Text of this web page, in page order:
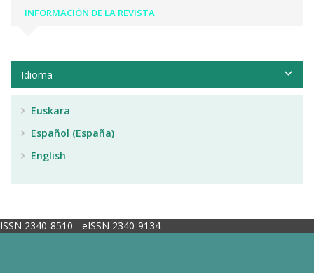
INFORMACIÓN DE LA REVISTA
Idioma
Euskara
Español (España)
English
ISSN 2340-8510 - eISSN 2340-9134